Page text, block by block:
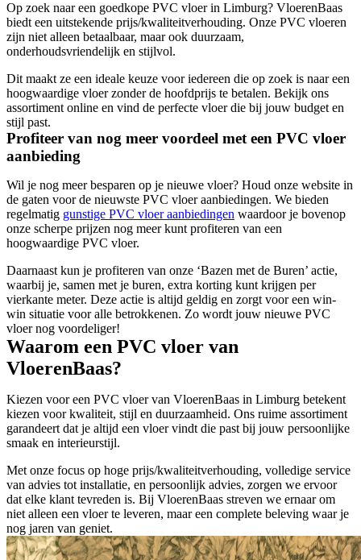
Op zoek naar een goedkope PVC vloer in Limburg? VloerenBaas
biedt een uitstekende prijs/kwaliteitverhouding. Onze PVC vloeren
zijn niet alleen betaalbaar, maar ook duurzaam,
onderhoudsvriendelijk en stijlvol.
Dit maakt ze een ideale keuze voor iedereen die op zoek is naar een
hoogwaardige vloer zonder de hoofdprijs te betalen. Bekijk ons
assortiment online en vind de perfecte vloer die bij jouw budget en
stijl past.
Profiteer van nog meer voordeel met een PVC vloer
aanbieding
Wil je nog meer besparen op je nieuwe vloer? Houd onze website in
de gaten voor de nieuwste PVC vloer aanbiedingen. We bieden
regelmatig gunstige PVC vloer aanbiedingen waardoor je bovenop
onze scherpe prijzen nog meer kunt profiteren van een
hoogwaardige PVC vloer.
Daarnaast kun je profiteren van onze ‘Bazen met de Buren’ actie,
waarbij je, samen met je buren, extra korting kunt krijgen per
vierkante meter. Deze actie is altijd geldig en zorgt voor een win-
win situatie voor alle betrokkenen. Zo wordt jouw nieuwe PVC
vloer nog voordeliger!
Waarom een PVC vloer van
VloerenBaas?
Kiezen voor een PVC vloer van VloerenBaas in Limburg betekent
kiezen voor kwaliteit, stijl en duurzaamheid. Ons ruime assortiment
garandeert dat je altijd een vloer vindt die past bij jouw persoonlijke
smaak en interieurstijl.
Met onze focus op hoge prijs/kwaliteitverhouding, volledige service
van advies tot installatie, en persoonlijk advies, zorgen we ervoor
dat elke klant tevreden is. Bij VloerenBaas streven we ernaar om
niet alleen een vloer te leveren, maar een complete beleving waar je
nog jaren van geniet.